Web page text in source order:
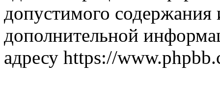
допустимого
дополнительной
адресу https://